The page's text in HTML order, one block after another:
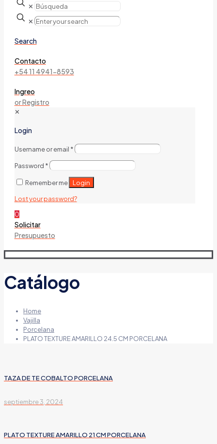
✕
✕
Search
Contacto
+54 11 4941-8593
Ingreo
or Registro
✕
Login
Username or email *
Password *
Remember me Login
Lost your password?
0
Solicitar
Presupuesto
Catálogo
Home
Vajilla
Porcelana
PLATO TEXTURE AMARILLO 24.5 CM PORCELANA
TAZA DE TE COBALTO PORCELANA
septiembre 3, 2024
PLATO TEXTURE AMARILLO 21 CM PORCELANA